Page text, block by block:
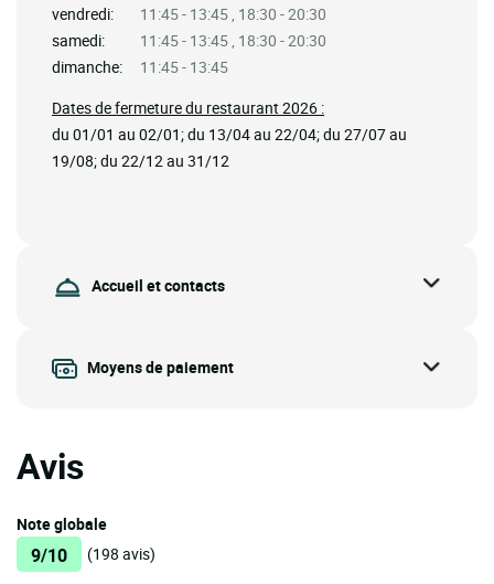
vendredi:
11:45 - 13:45 , 18:30 - 20:30
samedi:
11:45 - 13:45 , 18:30 - 20:30
dimanche:
11:45 - 13:45
Dates de fermeture du restaurant 2026 :
du 01/01 au 02/01; du 13/04 au 22/04; du 27/07 au
19/08; du 22/12 au 31/12
Accueil et contacts
Moyens de paiement
Avis
Note globale
9/10 (198 avis)